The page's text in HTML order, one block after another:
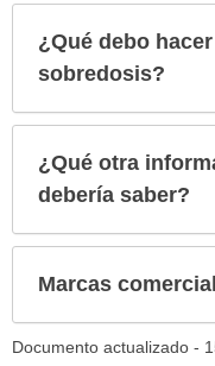
¿Qué debo
sobredosis?
¿Qué otra
debería saber?
Marcas
Documento actualizado -